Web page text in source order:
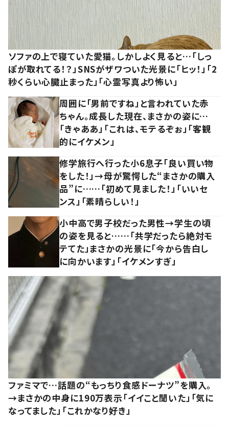
ソファの上で寝ていた愛猫。しかしよく見ると…「しっ
ぽが取れてる！？」SNSがザワついた光景に「ヒッ！」「2
秒くらい心臓止まった」「心霊写真より怖い」
周囲に「男前ですね」と言われていた赤
ちゃん。成長した現在、まさかの姿に…
「きゃああ」「これは、モテるぞぉ」「客観
的にイケメン」
修学旅行へ行った小6息子「良い買い物
をした！」→母が驚愕した“まさかの購入
品”に……「初めて見ました！」「いいセ
ンス」「素晴らしい！」
小中高で男子校だった男性→学生の頃
の姿を見ると……「共学だったら絶対モ
テてた」まさかの光景に「今から告白し
に向かいます」「イケメンすぎ」
ファミマで…話題の“もっちり食感ドーナツ”を購入。
→まさかの中身に190万表示「イイこと聞いた」「気に
なってました」「これかなり好き」